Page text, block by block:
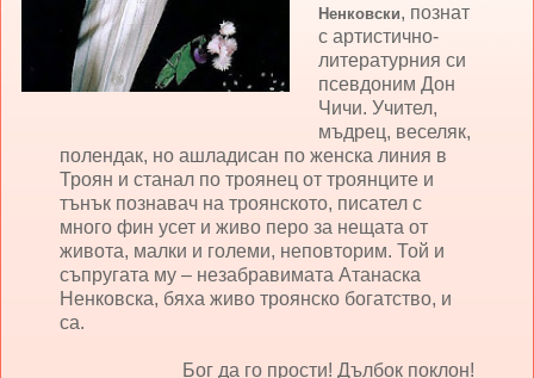
Ненковски, познат
с артистично-
литературния си
псевдоним Дон
Чичи. Учител,
мъдрец, веселяк,
полендак, но ашладисан по женска линия в
Троян и станал по троянец от троянците и
тънък познавач на троянското, писател с
много фин усет и живо перо за нещата от
живота, малки и големи, неповторим. Той и
съпругата му – незабравимата Атанаска
Ненковска, бяха живо троянско богатство, и
са.
Бог да го прости! Дълбок поклон!